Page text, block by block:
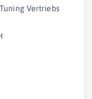
Vertriebs